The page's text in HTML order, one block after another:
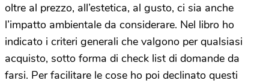
oltre al prezzo, all’estetica, al gusto, ci sia anche
l’impatto ambientale da considerare. Nel libro ho
indicato i criteri generali che valgono per qualsiasi
acquisto, sotto forma di check list di domande da
farsi. Per facilitare le cose ho poi declinato questi